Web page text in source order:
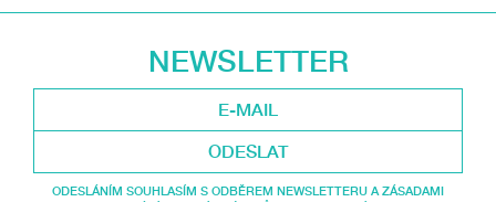
NEWSLETTER
ODESLAT
ODESLÁNÍM SOUHLASÍM S ODBĚREM NEWSLETTERU A ZÁSADAMI